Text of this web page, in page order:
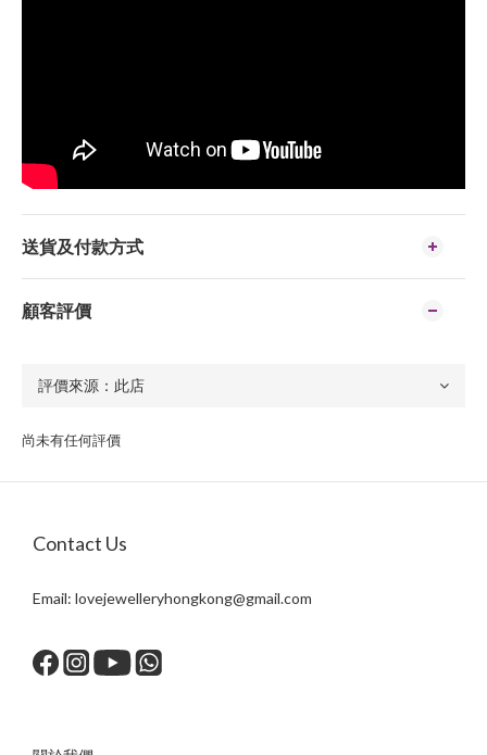
送貨及付款方式
顧客評價
尚未有任何評價
Contact Us
Email: lovejewelleryhongkong@gmail.com